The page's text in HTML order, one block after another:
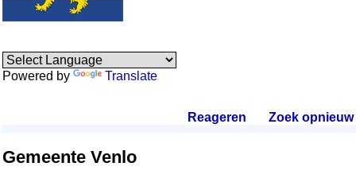
Powered by Translate
Reageren Zoek opnieuw.
Gemeente Venlo